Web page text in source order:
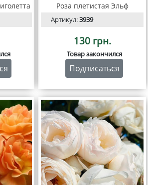
Роза плетистая Эльф
Артикул:3939
130 грн.
Товар закончился
Подписаться